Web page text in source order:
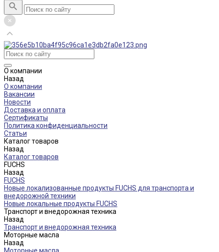
О компании
Назад
О компании
Вакансии
Новости
Доставка и оплата
Сертификаты
Политика конфиденциальности
Статьи
Каталог товаров
Назад
Каталог товаров
FUCHS
Назад
FUCHS
Новые локализованные продукты FUCHS для транспорта и
внедорожной техники
Новые локальные продукты FUCHS
Транспорт и внедорожная техника
Назад
Транспорт и внедорожная техника
Моторные масла
Назад